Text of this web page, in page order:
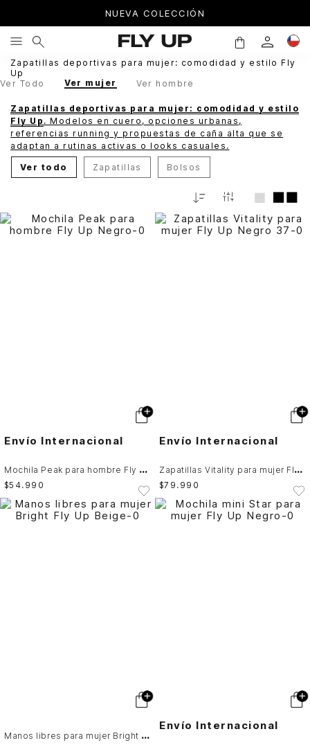
NUEVA COLECCIÓN
Zapatillas deportivas para mujer: comodidad y estilo Fly
Up
Ver Todo
Ver mujer Ver hombre
Zapatillas deportivas para mujer: comodidad y estilo
Fly Up . Modelos en cuero, opciones urbanas,
referencias running y propuestas de caña alta que se
adaptan a rutinas activas o looks casuales.
Ver todo Zapatillas Bolsos
Relevancia
Envío Internacional
M
ochila Peak para hombre Fly Up
$54. 990
Envío Internacional
Z
apatillas Vitality para mujer Fly Up
$79 . 990
M
anos libres para mujer Bright Fly Up
Envío Internacional